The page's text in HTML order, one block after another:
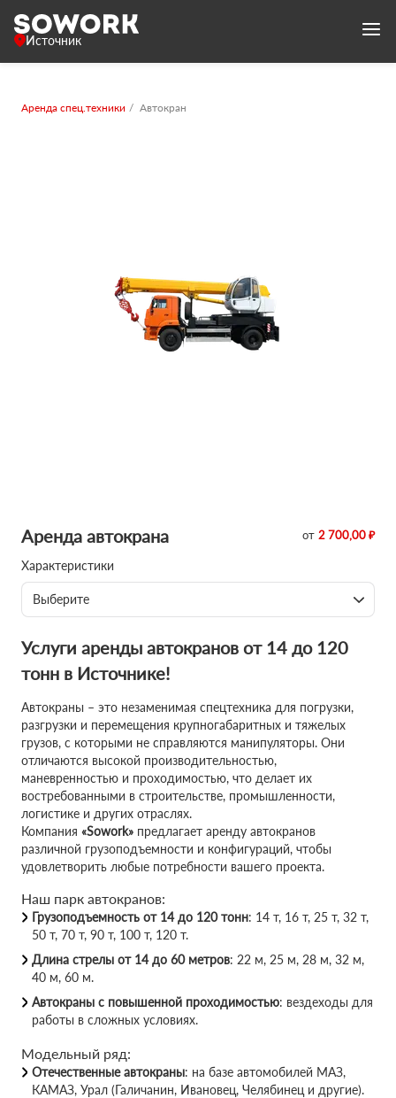
Источник
Аренда спец.техники Автокран
Аренда автокрана от 2 700,00 ₽
Характеристики
Выберите
Услуги аренды автокранов от 14 до 120
тонн в Источнике!
Автокраны – это незаменимая спецтехника для погрузки,
разгрузки и перемещения крупногабаритных и тяжелых
грузов, с которыми не справляются манипуляторы. Они
отличаются высокой производительностью,
маневренностью и проходимостью, что делает их
востребованными в строительстве, промышленности,
логистике и других отраслях.
Компания «Sowork» предлагает аренду автокранов
различной грузоподъемности и конфигураций, чтобы
удовлетворить любые потребности вашего проекта.
Наш парк автокранов:
Грузоподъемность от 14 до 120 тонн: 14 т, 16 т, 25 т, 32 т,
50 т, 70 т, 90 т, 100 т, 120 т.
Длина стрелы от 14 до 60 метров: 22 м, 25 м, 28 м, 32 м,
40 м, 60 м.
Автокраны с повышенной проходимостью: вездеходы для
работы в сложных условиях.
Модельный ряд:
Отечественные автокраны: на базе автомобилей МАЗ,
КАМАЗ, Урал (Галичанин, Ивановец, Челябинец и другие).